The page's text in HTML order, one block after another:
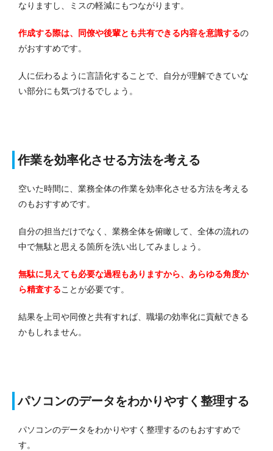
なりますし、ミスの軽減にもつながります。
作成する際は、同僚や後輩とも共有できる内容を意識するの
がおすすめです。
人に伝わるように言語化することで、自分が理解できていな
い部分にも気づけるでしょう。
作業を効率化させる方法を考える
空いた時間に、業務全体の作業を効率化させる方法を考える
のもおすすめです。
自分の担当だけでなく、業務全体を俯瞰して、全体の流れの
中で無駄と思える箇所を洗い出してみましょう。
無駄に見えても必要な過程もありますから、あらゆる角度か
ら精査することが必要です。
結果を上司や同僚と共有すれば、職場の効率化に貢献できる
かもしれません。
パソコンのデータをわかりやすく整理する
パソコンのデータをわかりやすく整理するのもおすすめで
す。